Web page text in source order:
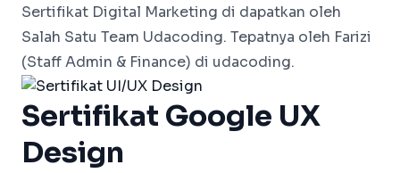
Sertifikat Digital Marketing di dapatkan oleh
Salah Satu Team Udacoding. Tepatnya oleh Farizi
(Staff Admin & Finance) di udacoding.
Sertifikat Google UX
Design